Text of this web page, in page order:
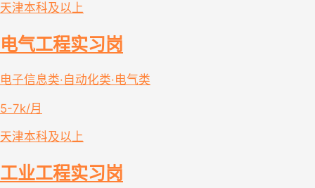
天津本科及以上
电气工程实习岗
电子信息类·自动化类·电气类
5-7k/月
天津本科及以上
工业工程实习岗